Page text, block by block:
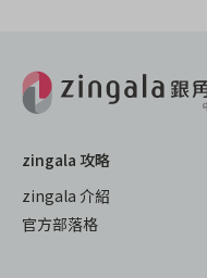
zingala 攻略
zingala 介紹
官方部落格